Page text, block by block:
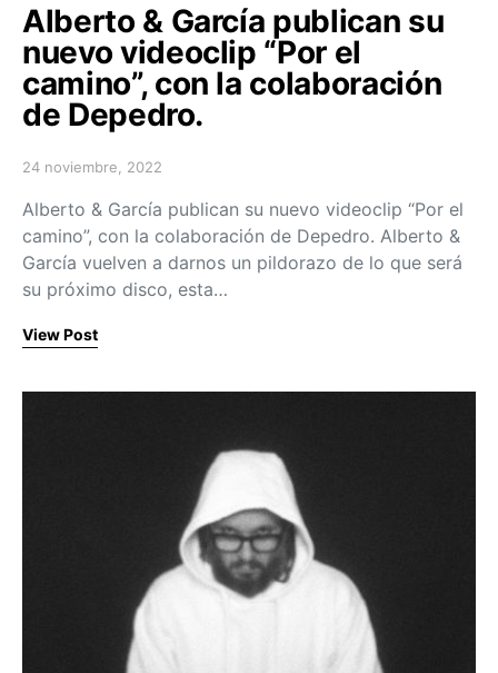
Alberto & García publican su
nuevo videoclip “Por el
camino”, con la colaboración
de Depedro.
Posted on
24 noviembre, 2022
Alberto & García publican su nuevo videoclip “Por el
camino”, con la colaboración de Depedro. Alberto &
García vuelven a darnos un pildorazo de lo que será
su próximo disco, esta…
View Post